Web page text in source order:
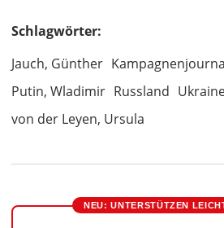
Schlagwörter:
Jauch, Günther
Putin, Wladimir Russland
von der Leyen, Ursula
NEU: UNTERSTÜTZEN